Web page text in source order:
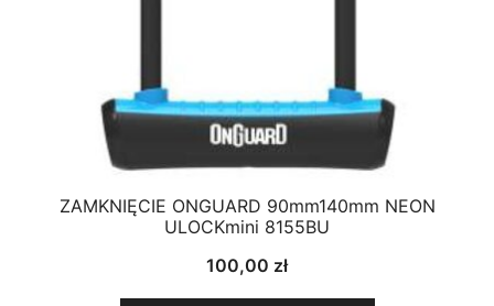
ZAMKNIĘCIE ONGUARD 90mm140mm NEON
ULOCKmini 8155BU
100,00 zł